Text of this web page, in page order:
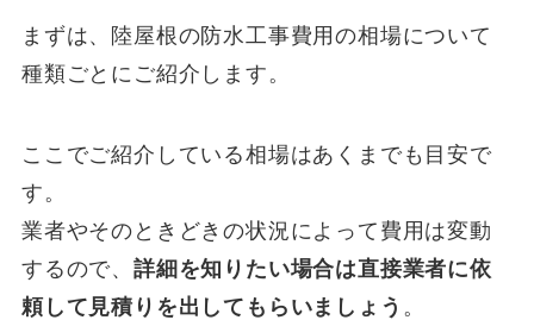
まずは、陸屋根の防水工事費用の相場について
種類ごとにご紹介します。
ここでご紹介している相場はあくまでも目安で
す。
業者やそのときどきの状況によって費用は変動
するので、 詳細を知りたい場合は直接業者に依
頼して見積りを出してもらいましょう 。